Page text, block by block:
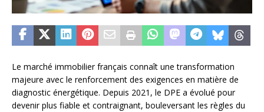
Le marché immobilier français connaît une transformation
majeure avec le renforcement des exigences en matière de
diagnostic énergétique. Depuis 2021, le DPE a évolué pour
devenir plus fiable et contraignant, bouleversant les règles du